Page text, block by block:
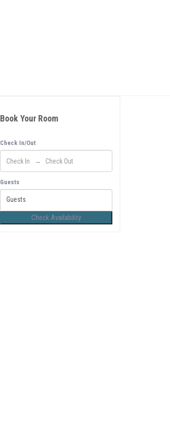
Book Your Room
Check In/Out
Guests
Guests
Check Availability